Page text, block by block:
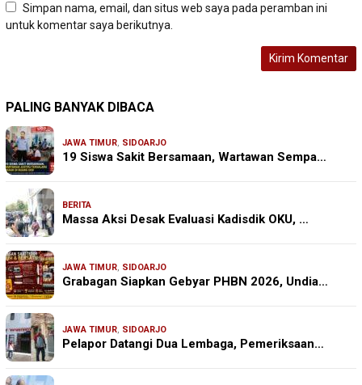
Simpan nama, email, dan situs web saya pada peramban ini
untuk komentar saya berikutnya.
PALING BANYAK DIBACA
JAWA TIMUR SIDOARJO
19 Siswa Sakit Bersamaan, Wartawan Sempa…
BERITA
Massa Aksi Desak Evaluasi Kadisdik OKU, …
JAWA TIMUR SIDOARJO
Grabagan Siapkan Gebyar PHBN 2026, Undia…
JAWA TIMUR SIDOARJO
Pelapor Datangi Dua Lembaga, Pemeriksaan…